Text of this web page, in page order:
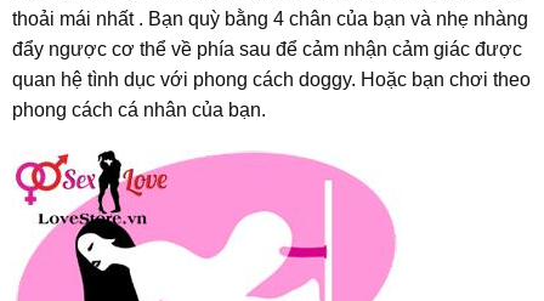
thoải mái nhất . Bạn quỳ bằng 4 chân của bạn và nhẹ nhàng
đẩy ngược cơ thể về phía sau để cảm nhận cảm giác được
quan hệ tình dục với phong cách doggy. Hoặc bạn chơi theo
phong cách cá nhân của bạn.